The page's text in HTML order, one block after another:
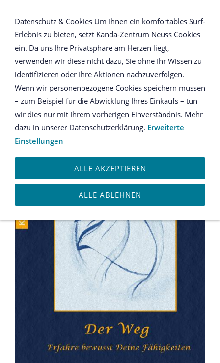
Bücher zu S.U.F.I. -
Schule der Intuition
Der Weg - Erfahre bewusst Deine Fähigkeiten
Datenschutz & Cookies Um Ihnen ein komfortables Surf-
Erlebnis zu bieten, setzt Kanda-Zentrum Neuss Cookies
ein. Da uns Ihre Privatsphäre am Herzen liegt,
verwenden wir diese nicht dazu, Sie ohne Ihr Wissen zu
identifizieren oder Ihre Aktionen nachzuverfolgen.
Wenn wir personenbezogene Cookies speichern müssen
– zum Beispiel für die Abwicklung Ihres Einkaufs – tun
wir dies nur mit Ihrem vorherigen Einverständnis. Mehr
dazu in unserer Datenschutzerklärung. Erweiterte
Einstellungen
ALLE AKZEPTIEREN
ALLE ABLEHNEN